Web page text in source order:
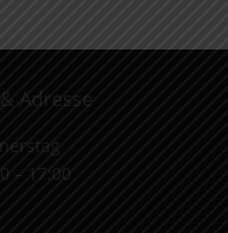
Adresse
– 17:00